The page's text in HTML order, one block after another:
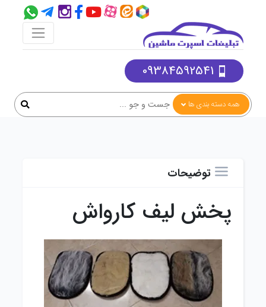
09384592541
همه دسته بندی ها
توضیحات
پخش لیف کارواش